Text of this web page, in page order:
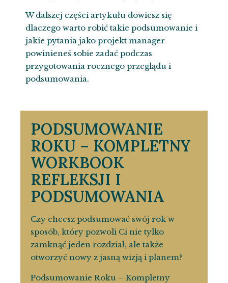
W dalszej części artykułu dowiesz się
dlaczego warto robić takie podsumowanie i
jakie pytania jako projekt manager
powinieneś sobie zadać podczas
przygotowania rocznego przeglądu i
podsumowania.
PODSUMOWANIE
ROKU – KOMPLETNY
WORKBOOK
REFLEKSJI I
PODSUMOWANIA
Czy chcesz podsumować swój rok w
sposób, który pozwoli Ci nie tylko
zamknąć jeden rozdział, ale także
otworzyć nowy z jasną wizją i planem?
Podsumowanie Roku – Kompletny